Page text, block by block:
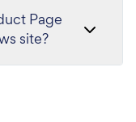
Page
site?